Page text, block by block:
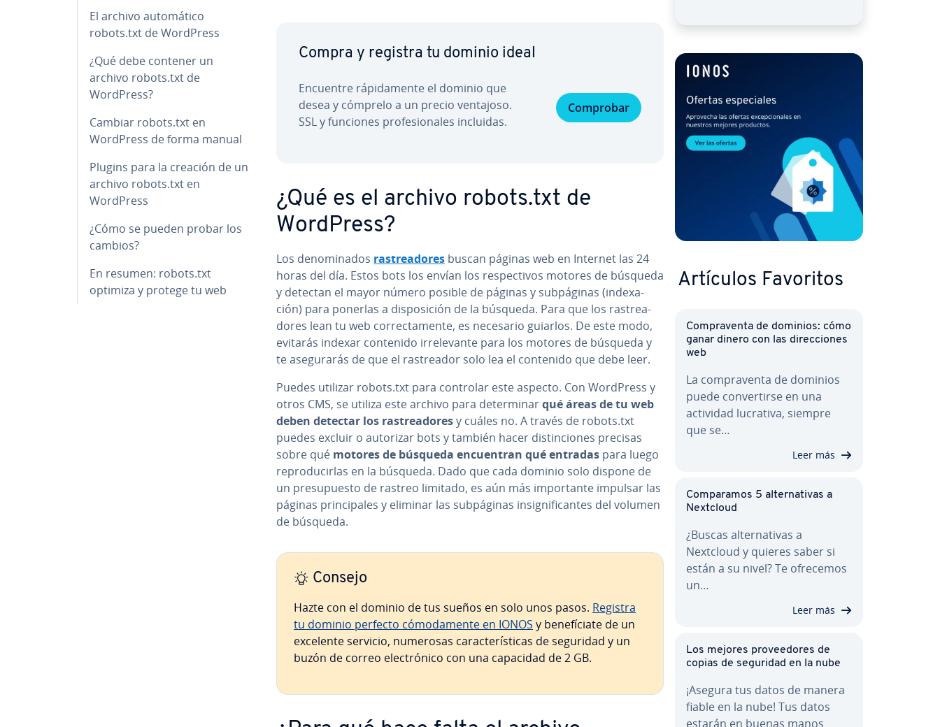
El archivo au­to­má­ti­co
robots.txt de WordPress
¿Qué debe contener un
archivo robots.txt de
WordPress?
Cambiar robots.txt en
WordPress de forma manual
Plugins para la creación de un
archivo robots.txt en
WordPress
¿Cómo se pueden probar los
cambios?
En resumen: robots.txt
optimiza y protege tu web
Compra y registra tu dominio ideal
Encuentre rá­pi­da­me­n­te el dominio que
desea y cómprelo a un precio ventajoso.
SSL y funciones pro­fe­sio­na­les incluidas.
Comprobar
¿Qué es el archivo robots.txt de
WordPress?
Los de­no­mi­na­dos ra­s­trea­do­res buscan páginas web en Internet las 24
horas del día. Estos bots los envían los re­s­pe­c­ti­vos motores de búsqueda
y detectan el mayor número posible de páginas y su­b­pá­gi­nas (in­de­xa­
ción) para ponerlas a di­s­po­si­ción de la búsqueda. Para que los ra­s­trea­
do­res lean tu web co­rre­c­ta­me­n­te, es necesario guiarlos. De este modo,
evitarás indexar contenido irre­le­va­n­te para los motores de búsqueda y
te ase­gu­ra­rás de que el ra­s­trea­dor solo lea el contenido que debe leer.
Puedes utilizar robots.txt para controlar este aspecto. Con WordPress y
otros CMS, se utiliza este archivo para de­te­r­mi­narqué áreas de tu web
deben detectar los ra­s­trea­do­resy cuáles no. A través de robots.txt
puedes excluir o autorizar bots y también hacer di­s­ti­n­cio­nes precisas
sobre qué motores de búsqueda en­cue­n­tran qué entradas para luego
re­pro­du­ci­r­las en la búsqueda. Dado que cada dominio solo dispone de
un pre­su­pue­s­to de rastreo limitado, es aún más im­po­r­ta­n­te impulsar las
páginas pri­n­ci­pa­les y eliminar las su­b­pá­gi­nas in­si­g­ni­fi­ca­n­tes del volumen
de búsqueda.
Consejo
Hazte con el dominio de tus sueños en solo unos pasos. Registra
tu dominio perfecto có­mo­da­me­n­te en IONOS y be­ne­fí­cia­te de un
excelente servicio, numerosas ca­ra­c­te­rí­s­ti­cas de seguridad y un
buzón de correo ele­c­tró­ni­co con una capacidad de 2 GB.
Artículos Favoritos
Co­m­pra­ve­n­ta de dominios: cómo
ganar dinero con las di­re­c­cio­nes
web
La co­m­pra­ve­n­ta de dominios
puede co­n­ve­r­ti­r­se en una
actividad lucrativa, siempre
que se…
Leer más
Co­m­pa­ra­mos 5 al­te­r­na­ti­vas a
Nextcloud
¿Buscas al­te­r­na­ti­vas a
Nextcloud y quieres saber si
están a su nivel? Te ofrecemos
un…
Leer más
Los mejores pro­vee­do­res de
copias de seguridad en la nube
¡Asegura tus datos de manera
fiable en la nube! Tus datos
estarán en buenas manos